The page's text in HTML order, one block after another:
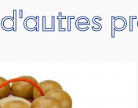
d'autres